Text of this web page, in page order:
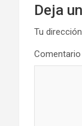
Deja
Tu
Comentario